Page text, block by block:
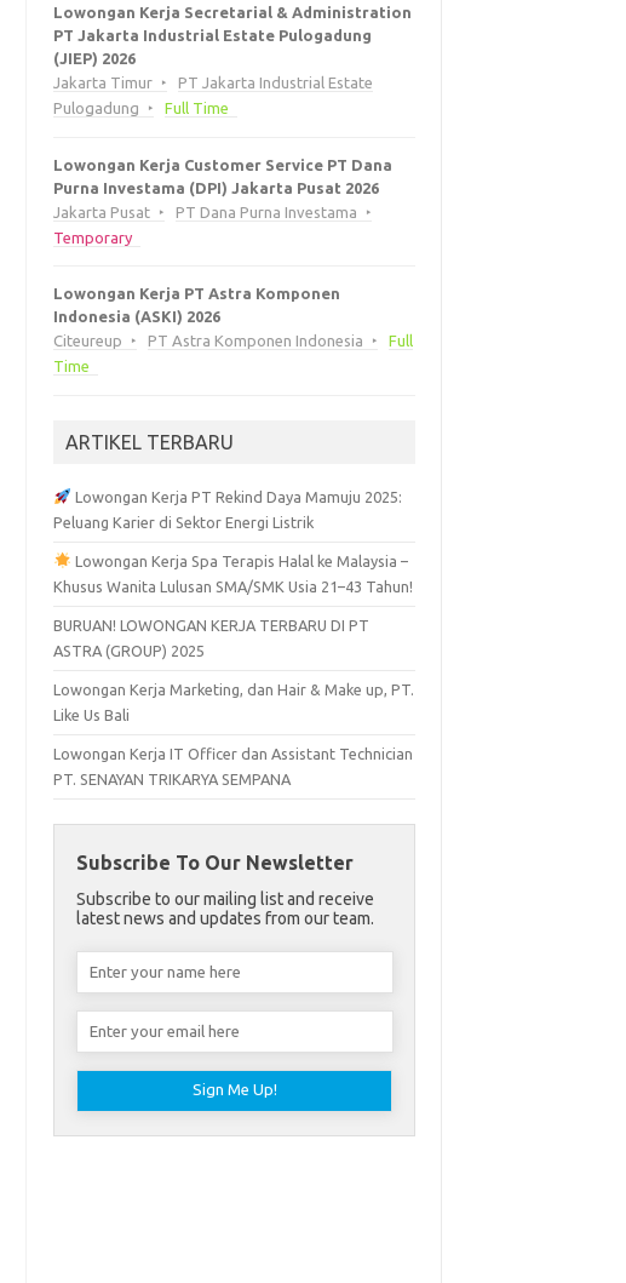
Lowongan Kerja Secretarial & Administration
PT Jakarta Industrial Estate Pulogadung
(JIEP) 2026
Jakarta Timur
PT Jakarta Industrial Estate
Pulogadung
Full Time
Lowongan Kerja Customer Service PT Dana
Purna Investama (DPI) Jakarta Pusat 2026
Jakarta Pusat
PT Dana Purna Investama
Temporary
Lowongan Kerja PT Astra Komponen
Indonesia (ASKI) 2026
Citeureup
PT Astra Komponen Indonesia
Full
Time
ARTIKEL TERBARU
Lowongan Kerja PT Rekind Daya Mamuju 2025:
Peluang Karier di Sektor Energi Listrik
Lowongan Kerja Spa Terapis Halal ke Malaysia –
Khusus Wanita Lulusan SMA/SMK Usia 21–43 Tahun!
BURUAN! LOWONGAN KERJA TERBARU DI PT
ASTRA (GROUP) 2025
Lowongan Kerja Marketing, dan Hair & Make up, PT.
Like Us Bali
Lowongan Kerja IT Officer dan Assistant Technician
PT. SENAYAN TRIKARYA SEMPANA
Subscribe To Our Newsletter
Subscribe to our mailing list and receive
latest news and updates from our team.